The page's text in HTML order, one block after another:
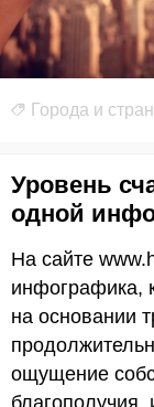
Города и
Уровень
одной
На сайте
инфографика,
на основании
ощущение
благополучия,